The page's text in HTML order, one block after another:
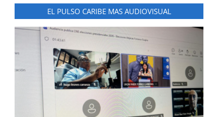
EL PULSO CARIBE MAS AUDIOVISUAL